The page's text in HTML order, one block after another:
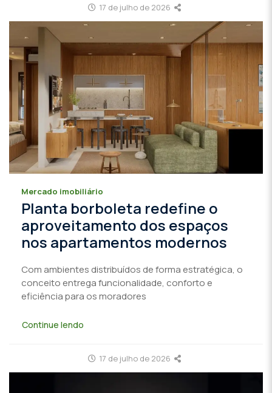
17 de julho de 2026
Mercado imobiliário
Planta borboleta redefine o
aproveitamento dos espaços
nos apartamentos modernos
Com ambientes distribuídos de forma estratégica, o
conceito entrega funcionalidade, conforto e
eficiência para os moradores
Continue lendo
17 de julho de 2026